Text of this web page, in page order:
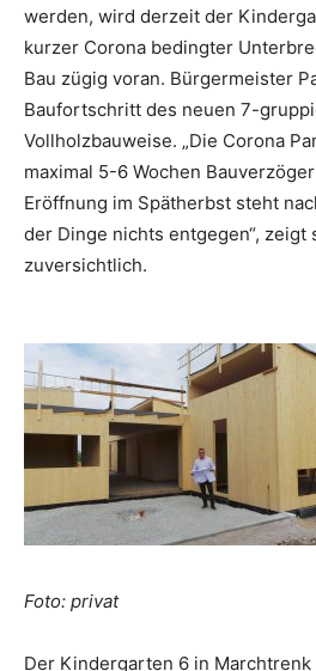
werden, wird derzeit der
kurzer Corona bedingter
Bau zügig voran. Bürgermeister
Baufortschritt des neuen 7-
Vollholzbauweise. „Die Corona
maximal 5-6 Wochen
Eröffnung im Spätherbst steht
der Dinge nichts entgegen“, zeigt
zuversichtlich.
Foto: privat
Der Kindergarten 6 in